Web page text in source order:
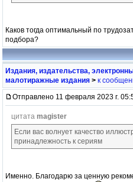
Каков тогда оптимальный по
подбора?
Издания, издательства,
малотиражные издания > к
Отправлено 11 февраля 2023 г.
цитата magister
Если вас волнует качество
принадлежность к сериям
Именно. Благодарю за ценную